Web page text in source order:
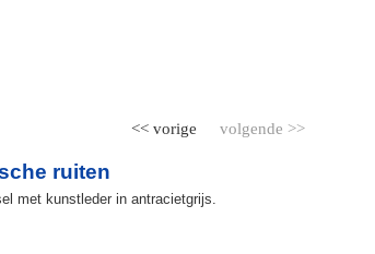
volgende >>
<< vorige
ruiten
met kunstleder in antracietgrijs.